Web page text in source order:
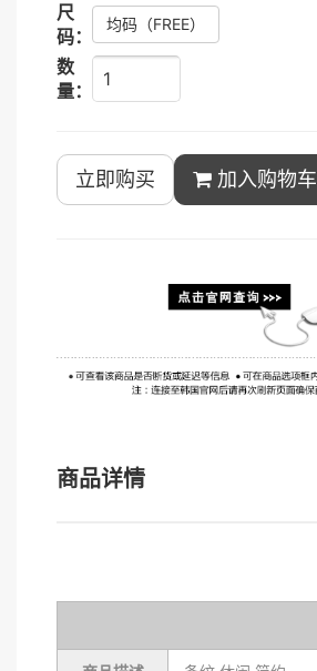
尺
码：
均码 （FREE）
数
量：
立即购买 加入购物车
商品详情